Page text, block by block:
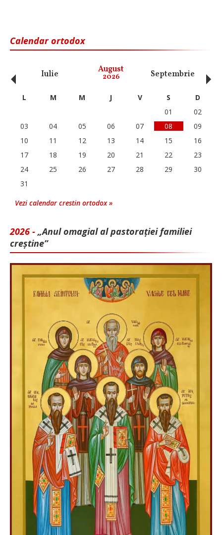
Calendar ortodox
Iulie August
2026 Septembrie
‹ L M M J V S
D
01
02
03
04 05 06 07 08
09
10
11 12 13 14 15
16
17
18 19 20 21 22
23
24
25 26 27 28 29
30
31
Vezi calendar crestin ortodox »
2026 - „Anul omagial al pastorației familiei
creștine”